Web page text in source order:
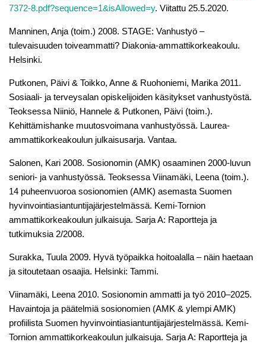
7372-8.pdf?sequence=1&isAllowed=y. Viitattu 25.5.2020.
Manninen, Anja (toim.) 2008. STAGE: Vanhustyö –
tulevaisuuden toiveammatti? Diakonia-ammattikorkeakoulu.
Helsinki.
Putkonen, Päivi & Toikko, Anne & Ruohoniemi, Marika 2011.
Sosiaali- ja terveysalan opiskelijoiden käsitykset vanhustyöstä.
Teoksessa Niiniö, Hannele & Putkonen, Päivi (toim.).
Kehittämishanke muutosvoimana vanhustyössä. Laurea-
ammattikorkeakoulun julkaisusarja. Vantaa.
Salonen, Kari 2008. Sosionomin (AMK) osaaminen 2000-luvun
seniori- ja vanhustyössä. Teoksessa Viinamäki, Leena (toim.).
14 puheenvuoroa sosionomien (AMK) asemasta Suomen
hyvinvointiasiantuntijajärjestelmässä. Kemi-Tornion
ammattikorkeakoulun julkaisuja. Sarja A: Raportteja ja
tutkimuksia 2/2008.
Surakka, Tuula 2009. Hyvä työpaikka hoitoalalla – näin haetaan
ja sitoutetaan osaajia. Helsinki: Tammi.
Viinamäki, Leena 2010. Sosionomin ammatti ja työ 2010­–2025.
Havaintoja ja päätelmiä sosionomien (AMK & ylempi AMK)
profiilista Suomen hyvinvointiasiantuntijajärjestelmässä. Kemi-
Tornion ammattikorkeakoulun julkaisuja. Sarja A: Raportteja ja